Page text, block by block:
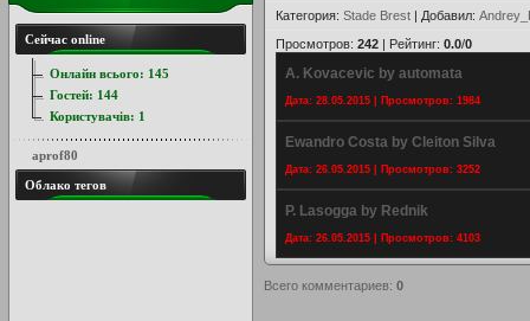
Категория: Stade Brest | Добавил:
Просмотров: 242 | Рейтинг: 0.0/0
A. Kovacevic by automata
Дата: 28.05.2015 | Просмотров: 1984
Ewandro Costa by Cleiton Silva
Дата: 26.05.2015 | Просмотров: 3252
P. Lasogga by Rednik
Дата: 26.05.2015 | Просмотров: 4103
Всего комментариев: 0
Сейчас online
Онлайн всього: 145
Гостей: 144
Користувачів: 1
aprof80
Облако тегов